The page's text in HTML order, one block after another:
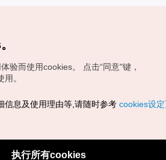
验而使用cookies。
点击“同意"键，
。
信息及使用理由等,请随时参考 cookies设
执行所有cookies